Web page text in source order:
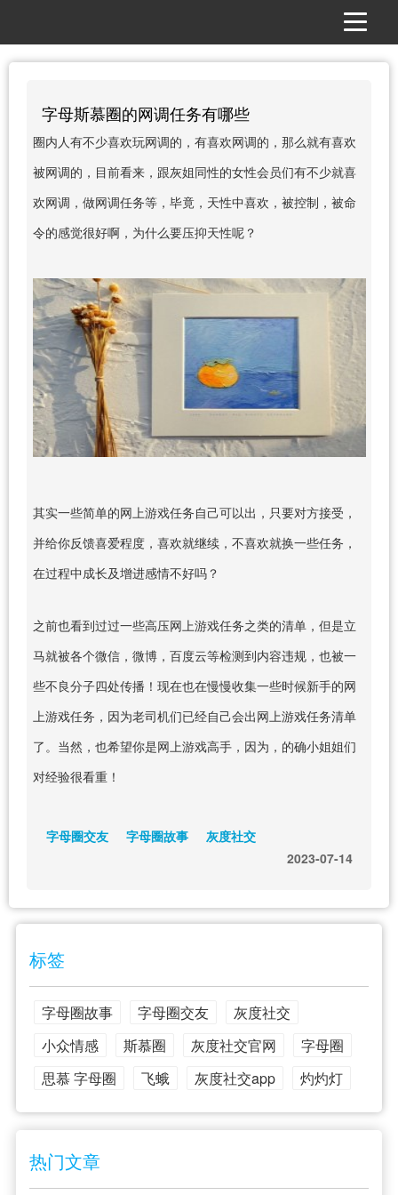
字母斯慕圈的网调任务有哪些
圈内人有不少喜欢玩网调的，有喜欢网调的，那么就有喜欢
被网调的，目前看来，跟灰姐同性的女性会员们有不少就喜
欢网调，做网调任务等，毕竟，天性中喜欢，被控制，被命
令的感觉很好啊，为什么要压抑天性呢？
其实一些简单的网上游戏任务自己可以出，只要对方接受，
并给你反馈喜爱程度，喜欢就继续，不喜欢就换一些任务，
在过程中成长及增进感情不好吗？
之前也看到过过一些高压网上游戏任务之类的清单，但是立
马就被各个微信，微博，百度云等检测到内容违规，也被一
些不良分子四处传播！现在也在慢慢收集一些时候新手的网
上游戏任务，因为老司机们已经自己会出网上游戏任务清单
了。当然，也希望你是网上游戏高手，因为，的确小姐姐们
对经验很看重！
字母圈交友 字母圈故事
灰度社交
2023-07-14
标签
字母圈故事 字母圈交友
灰度社交
小众情感
斯慕圈 灰度社交官网
字母圈
思慕 字母圈
飞蛾 灰度社交app 灼灼灯
热门文章